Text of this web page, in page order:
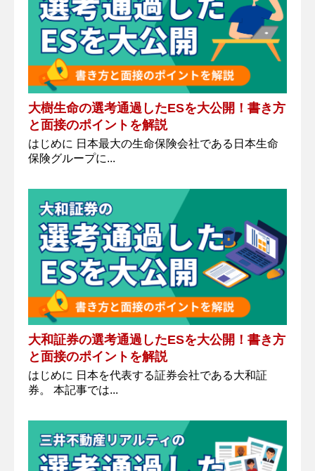
大樹生命の選考通過したESを大公開！書き方
と面接のポイントを解説
はじめに 日本最大の生命保険会社である日本生命
保険グループに...
大和証券の選考通過したESを大公開！書き方
と面接のポイントを解説
はじめに 日本を代表する証券会社である大和証
券。 本記事では...